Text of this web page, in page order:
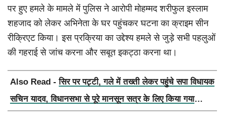
पर हुए हमले के मामले में पुलिस ने आरोपी मोहम्मद शरीफुल इस्लाम
शहजाद को लेकर अभिनेता के घर पहुंचकर घटना का क्राइम सीन
रीक्रिएट किया। इस प्रक्रिया का उद्देश्य हमले से जुड़े सभी पहलुओं
की गहराई से जांच करना और सबूत इकट्ठा करना था।
Also Read -सिर पर पट्टी, गले में तख्ती लेकर पहुंचे सपा विधायक
सचिन यादव, विधानसभा से पूरे मानसून सत्र के लिए किया गया